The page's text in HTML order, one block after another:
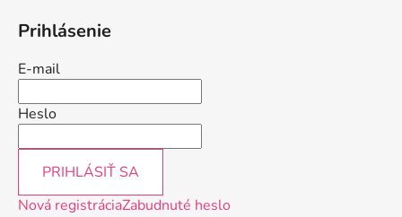
Prihlásenie
E-mail
Heslo
PRIHLÁSIŤ SA
Nová registráciaZabudnuté heslo